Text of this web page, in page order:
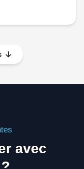
avec